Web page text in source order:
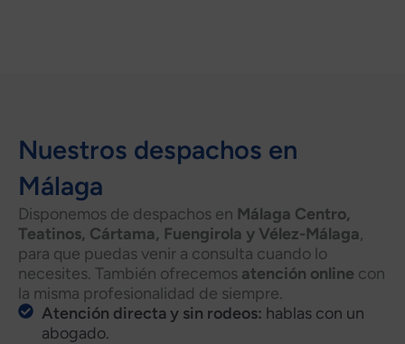
Nuestros despachos en
Málaga
Disponemos de despachos en Málaga Centro,
Teatinos, Cártama, Fuengirola y Vélez-Málaga,
para que puedas venir a consulta cuando lo
necesites. También ofrecemos atención online con
la misma profesionalidad de siempre.
Atención directa y sin rodeos: hablas con un
abogado.